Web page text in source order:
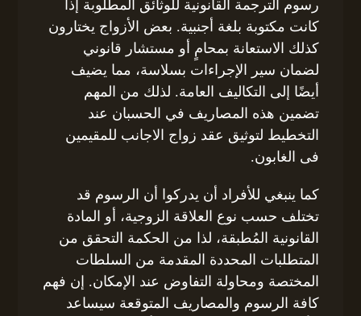
رسوم الترجمة القانونية للوثائق المطلوبة إذا
كانت مكتوبة بلغة أجنبية. بعض الأزواج يختارون
كذلك الاستعانة بمحامٍ أو مستشار قانوني
لضمان سير الإجراءات بسلاسة، مما يضيف
أيضًا إلى التكاليف العامة. لذلك من المهم
تضمين هذه المصاريف في الحسبان عند
التخطيط لتوثيق عقد زواج الاجانب للمقيمين
فى الغابون.
كما ينبغي للأفراد أن يدركوا أن الرسوم قد
تختلف حسب نوع العلاقة الزوجية، أو المادة
القانونية المُطبقة، لذا من الحكمة التحقق من
المتطلبات المحددة المقدمة من السلطات
المختصة ومحاولة التفاوض عند الإمكان. إن فهم
كافة الرسوم والمصاريف المتوقعة سيساعد